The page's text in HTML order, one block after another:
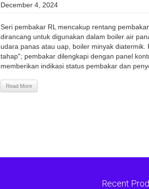
December 4, 2024
Seri pembakar RL mencakup rentang
dirancang untuk digunakan dalam boiler air
udara panas atau uap, boiler minyak diatermik.
tahap"; pembakar dilengkapi dengan panel
memberikan indikasi status pembakar dan
Read More
Recent